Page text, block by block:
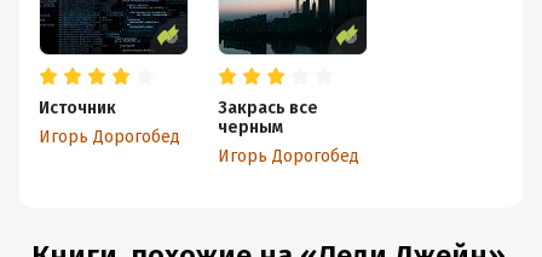
Источник
Игорь Дорогобед
Закрась все
черным
Игорь Дорогобед